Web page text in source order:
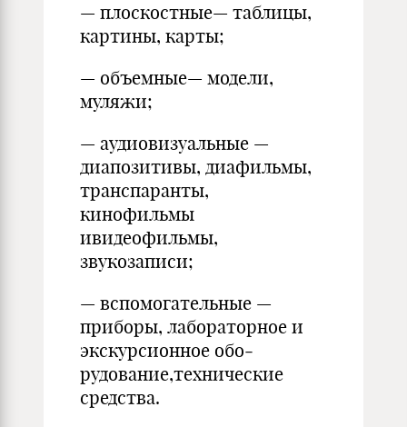
— плоскостные— таб­лицы,
картины, карты;
— объемные— модели,
муляжи;
— аудиовизуальные —
диапозитивы, диафильмы,
транспаранты,
кинофильмы
ивидеофильмы,
звукозаписи;
— вспомогательные —
приборы, лабораторное и
экскурсионное обо­
рудование,технические
средства.